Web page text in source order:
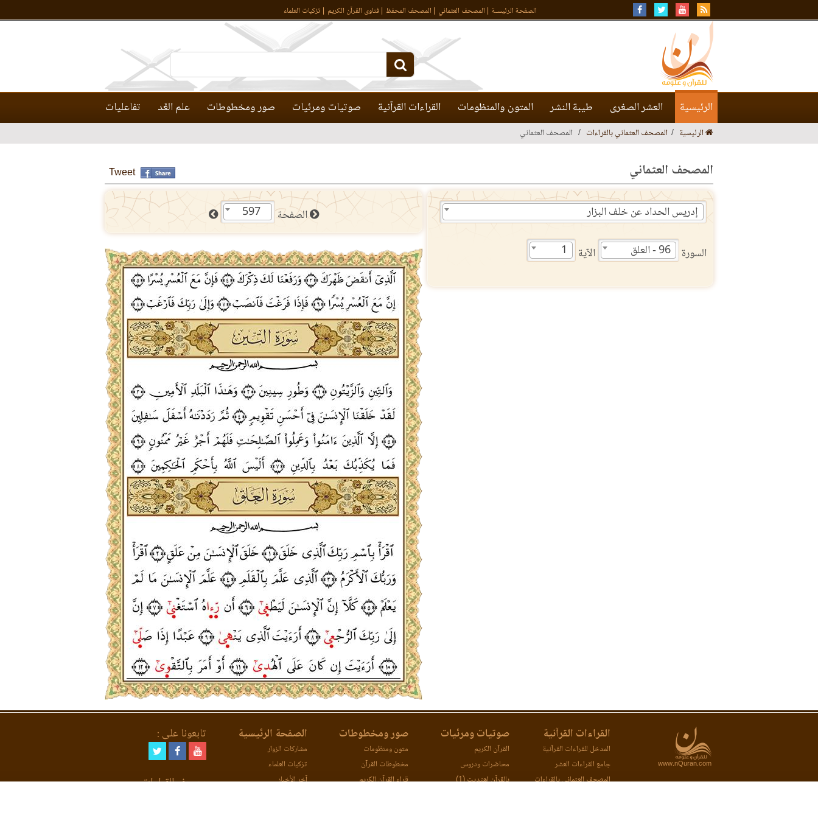
الصفحة الرئيسـة المصحف العثماني المصحف المحفظ فتاوى القرآن الكريم تزكيات العلماء
الرئيسية العشر الصغرى طيبة النشر المتون والمنظومات القراءات القرآنية صوتيات ومرئيات صور ومخطوطات علم العَّد تفاعليات
الرئيسية المصحف العثماني بالقراءات المصحف العثماني
المصحف العثماني Tweet
إدريس الحداد عن خلف البزار
السورة 96 - العلق الآية 1
الصفحة 597
www.nQuran.com
القراءات القرآنية
المدخل للقراءات القرآنية
جامع القراءات العشر
المصحف العثماني بالقراءات
صوتيات ومرئيات
القرآن الكريم
محاضرات ودروس
بالقرآن اهتديت (1)
صور ومخطوطات
متون ومنظومات
مخطوطات القرآن
قراء القرآن الكريم
الصفحة الرئيسية
مشاركات الزوار
تزكيات العلماء
آخر الأخبار
تابعونا على :
مصحف القراءات